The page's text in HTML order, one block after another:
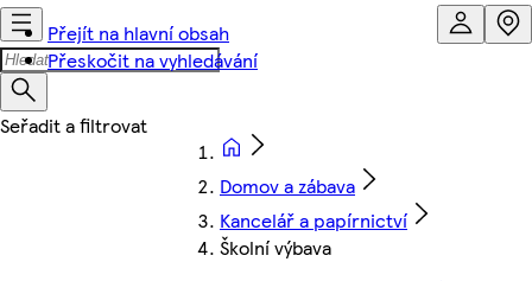
Přejít na hlavní obsah
Přeskočit na vyhledávání
Domov a zábava
Kancelář a papírnictví
Školní výbava